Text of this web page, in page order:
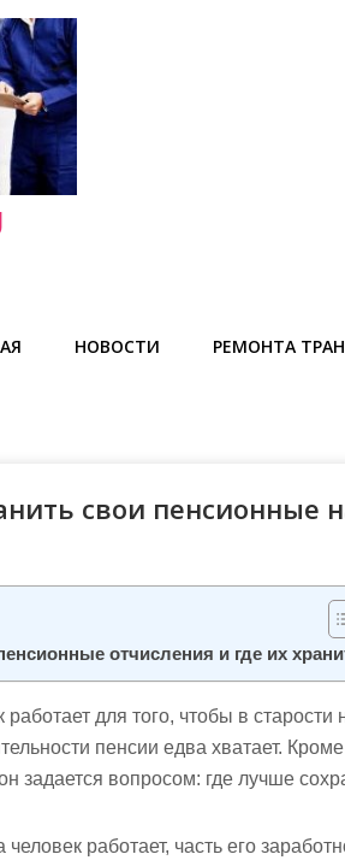
НОВОСТИ РЕМОНТА
свои пенсионные
отчисления и где их
для того, чтобы в
пенсии едва хватает. Кроме
задается вопросом: где лучше
человек работает, часть его